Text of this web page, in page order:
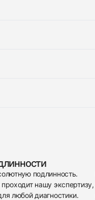
подлинность.
нашу экспертизу,
любой диагностики.